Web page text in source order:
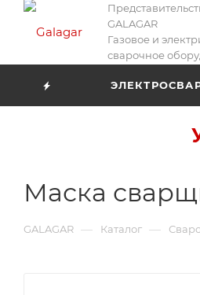
GALAGAR
Газовое и
сварочное
Маска
GALAGAR — Каталог —